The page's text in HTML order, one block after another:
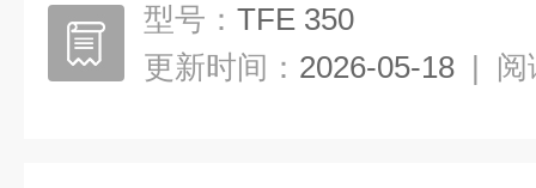
型号： TFE 350
更新时间： 2026-05-18 | 阅